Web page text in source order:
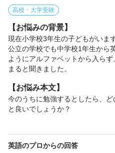
高校・大学受験
【お悩みの背景】
現在小学校3年生の子どもがいま
公立の学校でも中学校1年生から
ようにアルファベットから入ら
まると聞きました。
【お悩み本文】
今のうちに勉強するとしたら、
と良いでしょうか？
英語のプロからの回答